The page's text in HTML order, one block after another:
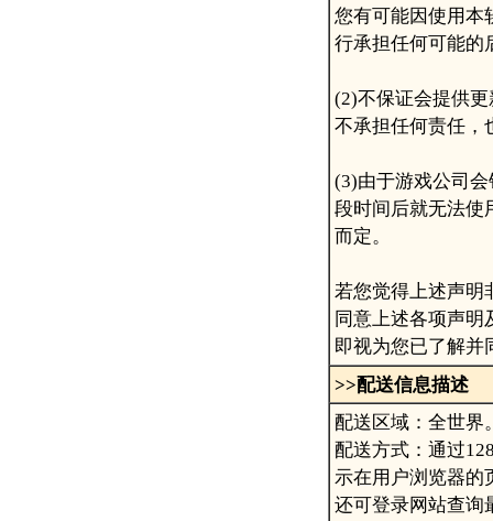
您有可能因使用本
行承担任何可能的
(2)不保证会提供
不承担任何责任，
(3)由于游戏公司
段时间后就无法使
而定。
若您觉得上述声明
同意上述各项声明
即视为您已了解并
>>配送信息描述
配送区域：全世界
配送方式：通过
示在用户浏览器的
还可登录网站查询